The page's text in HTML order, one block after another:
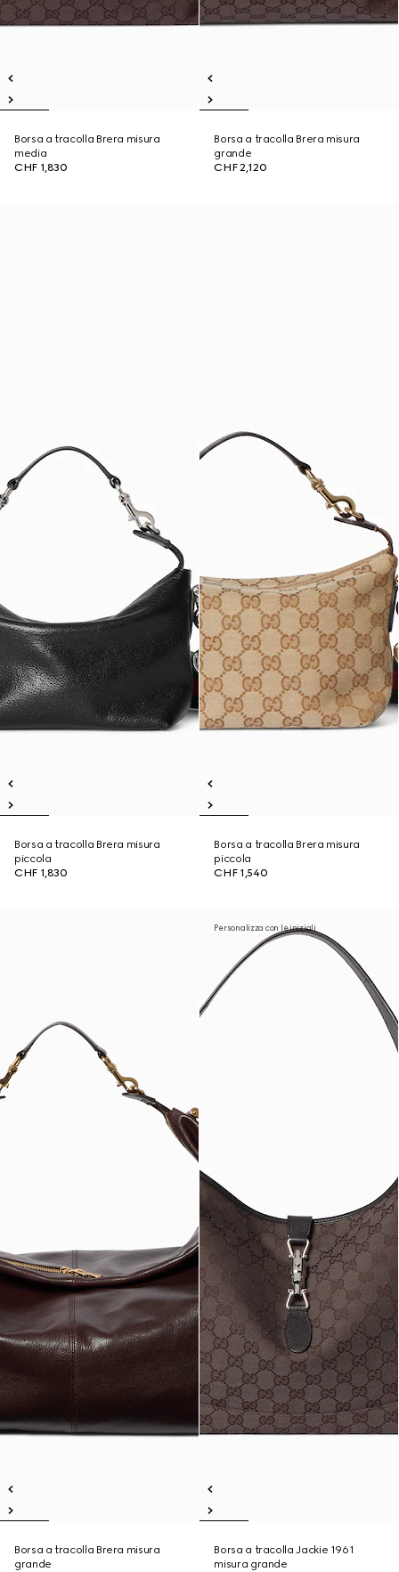
Borsa a tracolla Brera misura
media
CHF 1,830
Borsa a tracolla Brera misura
grande
CHF 2,120
Borsa a tracolla Brera misura
piccola
CHF 1,830
Borsa a tracolla Brera misura
piccola
CHF 1,540
Borsa a tracolla Brera misura
grande
Personalizza con le iniziali
Borsa a tracolla Jackie 1961
misura grande